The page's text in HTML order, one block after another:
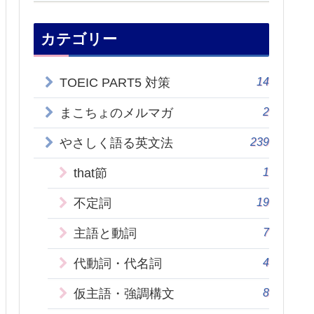
カテゴリー
TOEIC PART5 対策 14
まこちょのメルマガ 2
やさしく語る英文法 239
that節 1
不定詞 19
主語と動詞 7
代動詞・代名詞 4
仮主語・強調構文 8